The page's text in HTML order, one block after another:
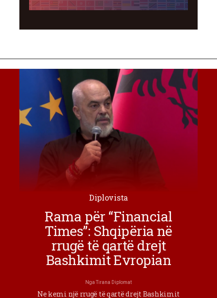
Diplovista
Rama për “Financial
Times”: Shqipëria në
rrugë të qartë drejt
Bashkimit Evropian
NgaTirana Diplomat
Ne kemi një rrugë të qartë drejt Bashkimit